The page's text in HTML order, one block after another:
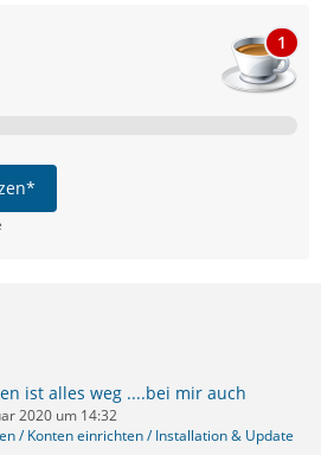
1
ist alles weg ....bei mir auch
2020 um 14:32
/ Konten einrichten / Installation & Update